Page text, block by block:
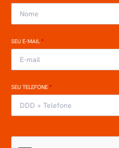
SEU E-MAIL*
SEU TELEFONE*